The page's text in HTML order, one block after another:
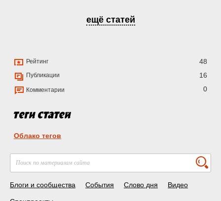
ещё статей
Рейтинг 48
Публикации 16
Комментарии 0
Облако тегов
Блоги и сообщества События Слово дня Видео